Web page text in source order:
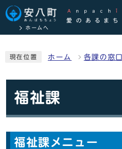
ホームへ
現在位置 ホーム 各課の窓口
福祉課
福祉課メニュー